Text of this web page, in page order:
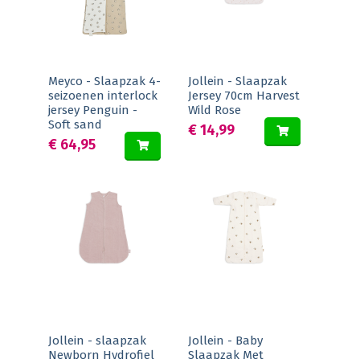
Meyco - Slaapzak 4-
seizoenen interlock
jersey Penguin -
Soft sand
€ 64,95
Jollein - Slaapzak
Jersey 70cm Harvest
Wild Rose
€ 14,99
Jollein - slaapzak
Newborn Hydrofiel
Jollein - Baby
Slaapzak Met